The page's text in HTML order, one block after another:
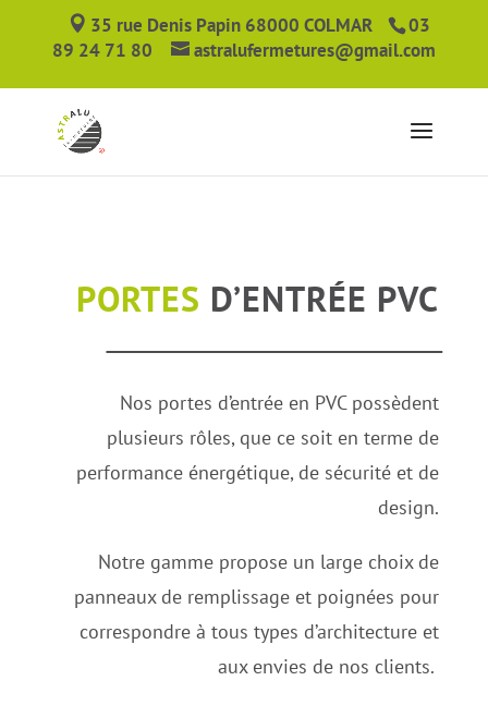
35 rue Denis Papin 68000 COLMAR
03
89 24 71 80
astralufermetures@gmail.com
PORTES D’ENTRÉE PVC
Nos portes d’entrée en PVC possèdent
plusieurs rôles, que ce soit en terme de
performance énergétique, de sécurité et de
design.
Notre gamme propose un large choix de
panneaux de remplissage et poignées pour
correspondre à tous types d’architecture et
aux envies de nos clients.